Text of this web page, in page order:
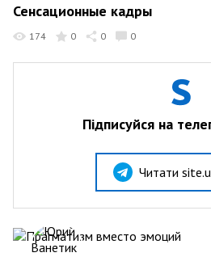
Сенсационные кадры
174 0 0 0
Підписуйся на
Читати